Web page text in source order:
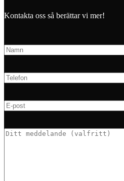
Kontakta oss så berättar vi mer!